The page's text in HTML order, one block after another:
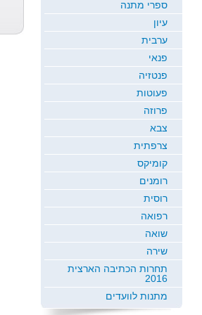
אורנה לבביספרי מתנה
עיון
ערבית
פנאי
פנטזיה
פעוטות
פרוזה
צבא
צרפתית
קומיקס
רומנים
רוסית
רפואה
שואה
שירה
תחרות הכתיבה הארצית
2016
מתנות לוועדים